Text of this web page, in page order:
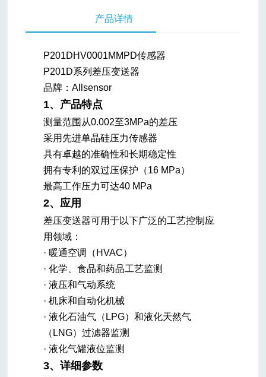
产品详情
P201DHV0001MMPD传感器
P201D系列差压变送器
品牌：Allsensor
1、产品特点
测量范围从0.002至3MPa的差压
采用先进单晶硅压力传感器
具有卓越的准确性和长期稳定性
拥有专利的双过压保护（16 MPa）
最高工作压力可达40 MPa
2、应用
差压变送器可用于以下广泛的工艺控制应
用领域：
· 暖通空调（HVAC）
· 化学、食品和药品工艺监测
· 液压和气动系统
· 机床和自动化机械
· 液化石油气（LPG）和液化天然气
（LNG）过滤器监测
· 液化气罐液位监测
3、详细参数